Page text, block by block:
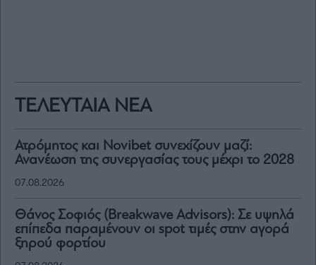
ΤΕΛΕΥΤΑΙΑ ΝΕΑ
Ατρόμητος και Novibet συνεχίζουν μαζί:
Ανανέωση της συνεργασίας τους μέχρι το 2028
07.08.2026
Θάνος Σοφιός (Breakwave Advisors): Σε υψηλά
επίπεδα παραμένουν οι spot τιμές στην αγορά
ξηρού φορτίου